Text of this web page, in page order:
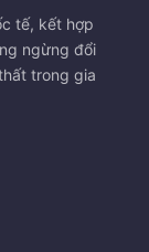
tế, kết hợp
ngừng đổi
trong gia